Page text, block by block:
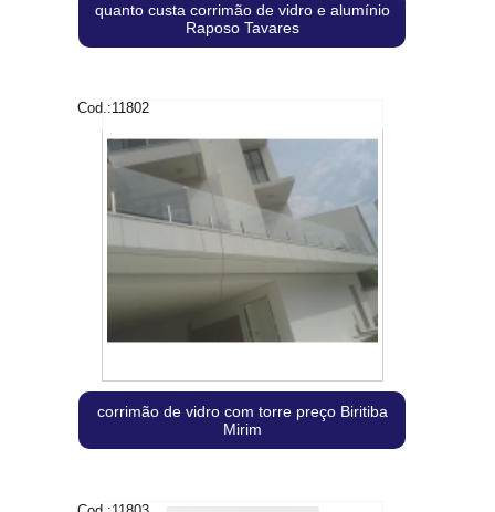
quanto custa corrimão de vidro e alumínio
Raposo Tavares
Cod.:11802
corrimão de vidro com torre preço Biritiba
Mirim